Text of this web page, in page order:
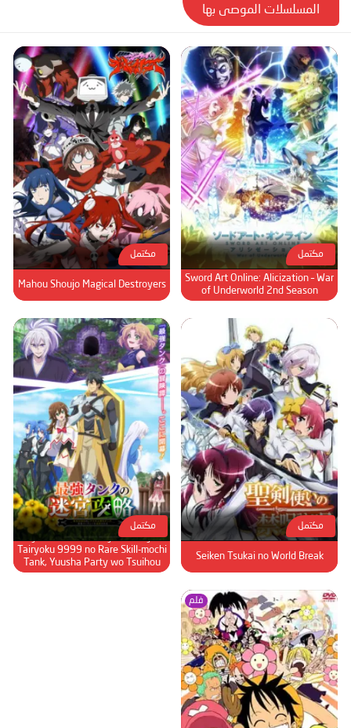
المسلسلات الموصى بها
مكتمل
Sword Art Online: Alicization – War
of Underworld 2nd Season
مكتمل
Mahou Shoujo Magical Destroyers
مكتمل
Seiken Tsukai no World Break
مكتمل
Saikyou Tank no Meikyuu Kouryaku:
Tairyoku 9999 no Rare Skill-mochi
Tank, Yuusha Party wo Tsuihou
sareru
فلم